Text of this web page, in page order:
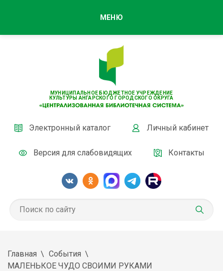
МУНИЦИПАЛЬНОЕ БЮДЖЕТНОЕ УЧРЕЖДЕНИЕ
КУЛЬТУРЫ АНГАРСКОГО ГОРОДСКОГО ОКРУГА
Электронный каталог Личный кабинет
Версия для слабовидящих Контакты
МЕНЮ
Главная
События
МАЛЕНЬКОЕ ЧУДО СВОИМИ РУКАМИ